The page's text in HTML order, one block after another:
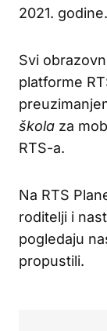
2021. godine.
Svi
platforme
škola za
RTS-a.
Na RTS
roditelji i
pogledaju
propustili.